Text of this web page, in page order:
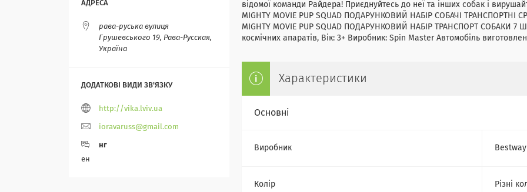
відомої команди Райдера! Приєднуйтесь до неї та інших собак і
MIGHTY MOVIE PUP SQUAD ПОДАРУНКОВИЙ НАБІР СОБАЧІ ТРАНСПОРТНІ
MIGHTY MOVIE PUP SQUAD ПОДАРУНКОВИЙ НАБІР ТРАНСПОРТ СОБАКИ 7
космічних апаратів, Вік: 3+ Виробник: Spin Master Автомобіль
Характеристики
Основні
Виробник Bestway
Колір Різні
рава-руська вулиця
Грушевського 19, Рава-Русская,
Україна
http://vika.lviv.ua
ioravaruss@gmail.com
нг
ен